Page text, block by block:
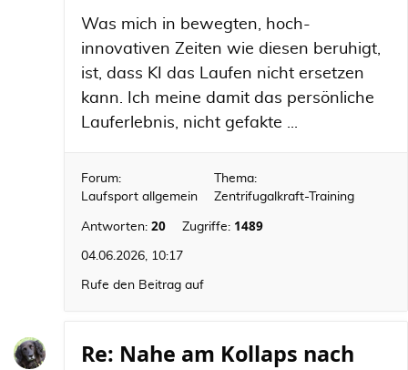
Was mich in bewegten, hoch-
innovativen Zeiten wie diesen beruhigt,
ist, dass KI das Laufen nicht ersetzen
kann. Ich meine damit das persönliche
Lauferlebnis, nicht gefakte ...
Forum:
Laufsport allgemein
Thema:
Zentrifugalkraft-Training
Antworten: 20 Zugriffe: 1489
04.06.2026, 10:17
Rufe den Beitrag auf
Re: Nahe am Kollaps nach